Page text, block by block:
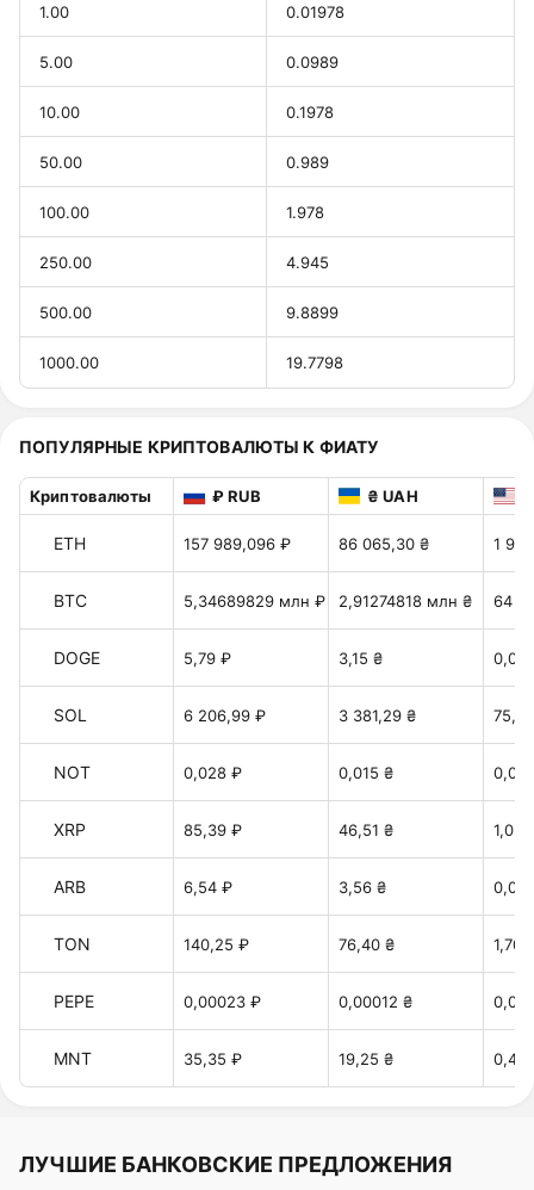
1.00 0.01978
5.00 0.0989
10.00 0.1978
50.00 0.989
100.00 1.978
250.00 4.945
500.00 9.8899
1000.00 19.7798
ПОПУЛЯРНЫЕ КРИПТОВАЛЮТЫ К ФИАТУ
Криптовалюты ₽ RUB ₴ UAH
ETH 157 989,096 ₽ 86 065,30 ₴ 1
BTC 5,34689829 млн ₽ 2,91274818 млн ₴ 64
DOGE 5,79 ₽ 3,15 ₴ 0,07
SOL 6 206,99 ₽ 3 381,29 ₴
NOT 0,028 ₽ 0,015 ₴
XRP 85,39 ₽ 46,51 ₴
ARB 6,54 ₽ 3,56 ₴
TON 140,25 ₽ 76,40 ₴ 1,70
PEPE 0,00023 ₽ 0,00012 ₴
MNT 35,35 ₽ 19,25 ₴ 0,42
ЛУЧШИЕ БАНКОВСКИЕ ПРЕДЛОЖЕНИЯ